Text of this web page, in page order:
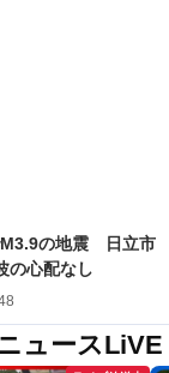
M3.9の地震 日立市
心配なし
ュースLiVE